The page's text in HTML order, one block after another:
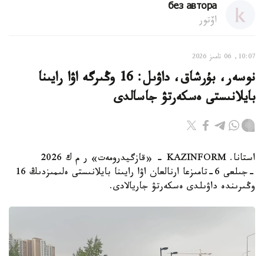
без автора
اۆتور
10:07, 06 تامىز 2026
نوسەر، بۇرشاق، داۋىل: 16 وڭىرگە اۋا رايىنا
بايلانىستى ەسكەرتۋ جاسالدى
استانا. KAZINFORM - «قازگيدرومەت» ر م ك 2026
-جىلعى 6-تامىزعا ارنالعان اۋا رايىنا بايلانىستى ەلىمىزدىڭ 16
وڭىرىندە داۋىلدى ەسكەرتۋ جاريالادى.